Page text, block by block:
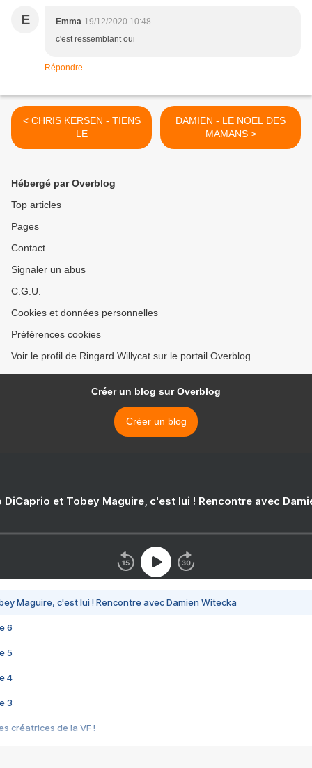
E Emma 19/12/2020 10:48
c'est ressemblant oui
Répondre
< CHRIS KERSEN - TIENS
LE
DAMIEN - LE NOEL DES
MAMANS >
Hébergé par Overblog
Top articles
Pages
Contact
Signaler un abus
C.G.U.
Cookies et données personnelles
Préférences cookies
Voir le profil de Ringard Willycat sur le portail Overblog
Créer un blog sur Overblog
Créer un blog
DiCaprio et Tobey Maguire, c'est lui ! Rencontre avec
Maguire, c'est lui ! Rencontre avec Damien Witecka
6
5
4
3
créatrices de la VF !